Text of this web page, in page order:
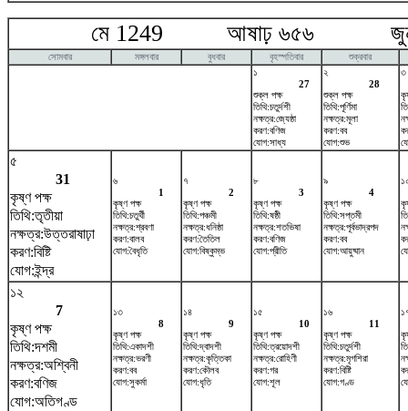
মে 1249 আষাঢ় ৬৫৬ জুন
সোমবার মঙ্গলবার বুধবার বৃহস্পতিবার
শুক্রবার
১
27
শুক্ল পক্ষ
তিথি:চতুর্দশী
নক্ষত্র:জ্যেষ্ঠা
করণ:বণিজ
যোগ:সাধ্য
২
28
শুক্ল পক্ষ
তিথি:পূর্ণিমা
নক্ষত্র:মূলা
করণ:বব
যোগ:শুভ
৩
৫
31
কৃষ্ণ পক্ষ
তিথি:তৃতীয়া
নক্ষত্র:উত্তরাষাঢ়া
করণ:বিষ্টি
যোগ:ইন্দ্র
৬
1
কৃষ্ণ পক্ষ
তিথি:চতুর্থী
নক্ষত্র:শ্রবণা
করণ:বালব
যোগ:বৈধৃতি
৭
2
কৃষ্ণ পক্ষ
তিথি:পঞ্চমী
নক্ষত্র:ধনিষ্ঠা
করণ:তৈতিল
যোগ:বিষ্কুম্ভ
৮
3
কৃষ্ণ পক্ষ
তিথি:ষষ্ঠী
নক্ষত্র:শতভিষ‌া
করণ:বণিজ
যোগ:প্রীতি
৯
4
কৃষ্ণ পক্ষ
তিথি:সপ্তমী
নক্ষত্র:পূর্বভাদ্রপদ
করণ:বব
যোগ:আয়ুষ্মান
১২
7
কৃষ্ণ পক্ষ
তিথি:দশমী
নক্ষত্র:অশ্বিনী
করণ:বণিজ
যোগ:অতিগণ্ড
১৩
8
কৃষ্ণ পক্ষ
তিথি:একাদশী
নক্ষত্র:ভরণী
করণ:বব
যোগ:সুকর্মা
১৪
9
কৃষ্ণ পক্ষ
তিথি:দ্বাদশী
নক্ষত্র:কৃত্তিকা
করণ:কৌলব
যোগ:ধৃতি
১৫
10
কৃষ্ণ পক্ষ
তিথি:ত্রয়োদশী
নক্ষত্র:রোহিণী
করণ:গর
যোগ:শূল
১৬
11
কৃষ্ণ পক্ষ
তিথি:চতুর্দশী
নক্ষত্র:মৃগশিরা
করণ:বিষ্টি
যোগ:গণ্ড